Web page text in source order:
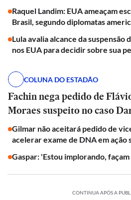
Raquel Landim: EUA ameaçam
Brasil, segundo diplomatas
Lula avalia alcance da suspensão
nos EUA para decidir sobre sua
COLUNA DO ESTADÃO
Fachin nega pedido de
Moraes suspeito no caso
Gilmar não aceitará pedido de
acelerar exame de DNA em ação
Gaspar: 'Estou implorando,
CONTINUA APÓS A